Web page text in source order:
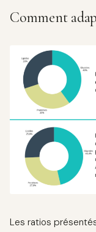
Comment
Les ratios